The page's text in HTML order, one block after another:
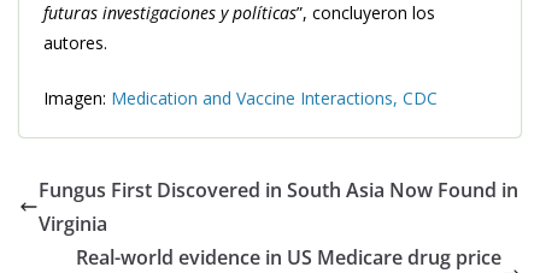
futuras investigaciones y políticas”, concluyeron los
autores.
Imagen: Medication and Vaccine Interactions, CDC
Fungus First Discovered in South Asia Now Found in
Virginia
Real-world evidence in US Medicare drug price